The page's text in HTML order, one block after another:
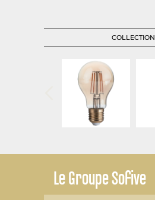
COLLECTION
LeGroupe Sofive